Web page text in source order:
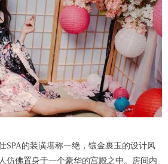
的装潢堪称一绝，镶金裹玉的设计风
仿佛置身于一个豪华的宫殿之中。房间内